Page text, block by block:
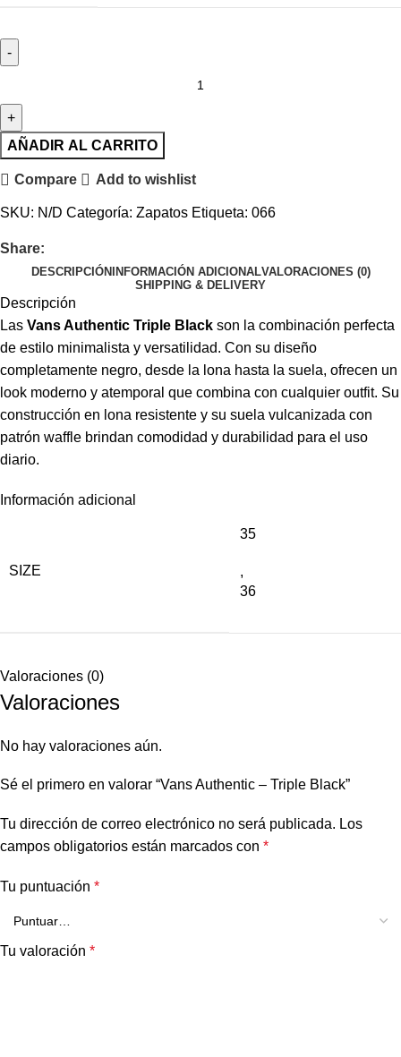
AÑADIR AL CARRITO
Compare Add to wishlist
SKU: N/D Categoría: Zapatos Etiqueta: 066
Share:
DESCRIPCIÓNINFORMACIÓN ADICIONALVALORACIONES (0)
SHIPPING & DELIVERY
Descripción
Las Vans Authentic Triple Black son la combinación perfecta
de estilo minimalista y versatilidad. Con su diseño
completamente negro, desde la lona hasta la suela, ofrecen un
look moderno y atemporal que combina con cualquier outfit. Su
construcción en lona resistente y su suela vulcanizada con
patrón waffle brindan comodidad y durabilidad para el uso
diario.
Información adicional
SIZE
35
,
36
Valoraciones (0)
Valoraciones
No hay valoraciones aún.
Sé el primero en valorar “Vans Authentic – Triple Black”
Tu dirección de correo electrónico no será publicada. Los
campos obligatorios están marcados con *
Tu puntuación *
Tu valoración *